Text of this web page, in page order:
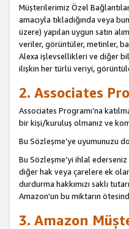
Müşterilerimiz Özel
amacıyla tıkladığında veya
üzere) yapılan uygun satın
veriler, görüntüler, metinler,
Alexa işlevsellikleri ve diğer
ilişkin her türlü veriyi,
2. Associates
Associates Programı’na
bir kişi/kuruluş olmanız ve
Bu Sözleşme’ye uyumunuzu
Bu Sözleşme’yi ihlal
diğer hak veya çarelere ek
durdurma hakkımızı saklı
Amazon'un bu miktarın
3. Amazon